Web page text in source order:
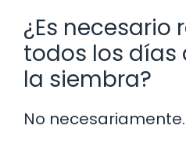
¿Es necesario
todos los días
la siembra?
No necesariamente.